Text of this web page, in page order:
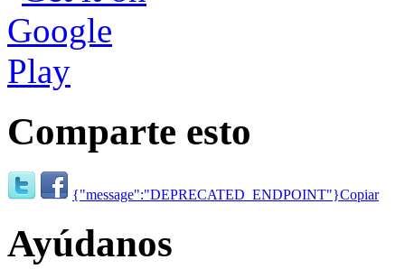
Comparte esto
{"message":"DEPRECATED_ENDPOINT"}Copiar
Ayúdanos